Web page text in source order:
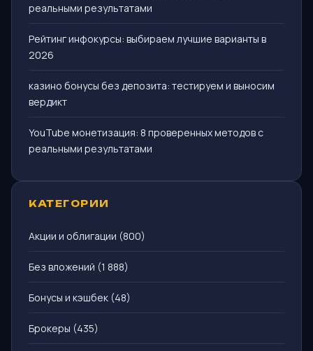
реальными результатами
Рейтинг инфокурсы: выбираем лучшие варианты в
2026
казино бонусы без депозита: тестируем и выносим
вердикт
YouTube монетизация: 8 проверенных методов с
реальными результатами
КАТЕГОРИИ
Акции и облигации (800)
Без вложений (1 888)
Бонусы и кэшбек (48)
Брокеры (435)